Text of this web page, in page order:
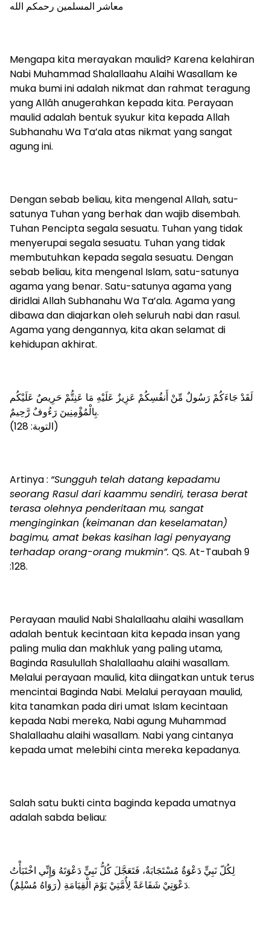
معاشر المسلمين رحمكم الله
Mengapa kita merayakan maulid? Karena kelahiran
Nabi Muhammad Shalallaahu Alaihi Wasallam ke
muka bumi ini adalah nikmat dan rahmat teragung
yang Allâh anugerahkan kepada kita. Perayaan
maulid adalah bentuk syukur kita kepada Allah
Subhanahu Wa Ta’ala atas nikmat yang sangat
agung ini.
Dengan sebab beliau, kita mengenal Allah, satu-
satunya Tuhan yang berhak dan wajib disembah.
Tuhan Pencipta segala sesuatu. Tuhan yang tidak
menyerupai segala sesuatu. Tuhan yang tidak
membutuhkan kepada segala sesuatu. Dengan
sebab beliau, kita mengenal Islam, satu-satunya
agama yang benar. Satu-satunya agama yang
diridlai Allah Subhanahu Wa Ta’ala. Agama yang
dibawa dan diajarkan oleh seluruh nabi dan rasul.
Agama yang dengannya, kita akan selamat di
kehidupan akhirat.
لَقَدْ جَاءَكُمْ رَسُولٌ مِّنْ أَنفُسِكُمْ عَزِيزٌ عَلَيْهِ مَا عَنِتُّمْ حَرِيصٌ عَلَيْكُم
بِالْمُؤْمِنِينَ رَءُوفٌ رَّحِيمٌ.
(التوبة: 128)
Artinya : “Sungguh telah datang kepadamu
seorang Rasul dari kaammu sendiri, terasa berat
terasa olehnya penderitaan mu, sangat
menginginkan (keimanan dan keselamatan)
bagimu, amat bekas kasihan lagi penyayang
terhadap orang-orang mukmin”. QS. At-Taubah 9
:128.
Perayaan maulid Nabi Shalallaahu alaihi wasallam
adalah bentuk kecintaan kita kepada insan yang
paling mulia dan makhluk yang paling utama,
Baginda Rasulullah Shalallaahu alaihi wasallam.
Melalui perayaan maulid, kita diingatkan untuk terus
mencintai Baginda Nabi. Melalui perayaan maulid,
kita tanamkan pada diri umat Islam kecintaan
kepada Nabi mereka, Nabi agung Muhammad
Shalallaahu alaihi wasallam. Nabi yang cintanya
kepada umat melebihi cinta mereka kepadanya.
Salah satu bukti cinta baginda kepada umatnya
adalah sabda beliau:
لِكُلّ نَبِيٍّ دَعْوَةٌ مُسْتَجَابَةٌ، فَتَعَجَّلَ كُلُّ نَبِيٍّ دَعْوَتَهُ وَإِنِّي اخْتَبَأْتُ
دَعْوَتِيْ شَفَاعَةً لِأُمَّتِيْ يَوْمَ الْقِيَامَةِ (رَوَاهُ مُسْلِمٌ).